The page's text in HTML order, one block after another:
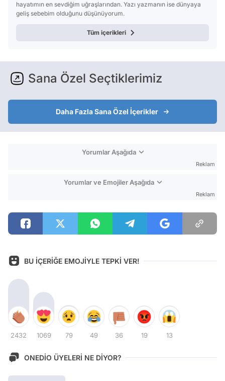
hayatımın en sevdiğim uğraşlarından. Yazı yazmanın ise dünyaya
geliş sebebim olduğunu düşünüyorum.
Tüm içerikleri
Sana Özel Seçtiklerimiz
Daha Fazla Sana Özel İçerikler
Yorumlar Aşağıda
Reklam
Yorumlar ve Emojiler Aşağıda
Reklam
BU İÇERİĞE EMOJİYLE TEPKİ VER!
2432 1069 79 49 36 19 13
ONEDİO ÜYELERİ NE DİYOR?